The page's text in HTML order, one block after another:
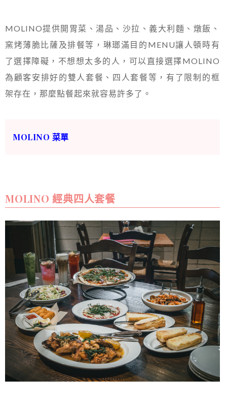
MOLINO提供開胃菜、湯品、沙拉、義大利麵、燉飯、
窯烤薄脆比薩及排餐等，琳瑯滿目的MENU讓人頓時有
了選擇障礙，不想想太多的人，可以直接選擇MOLINO
為顧客安排好的雙人套餐、四人套餐等，有了限制的框
架存在，那麼點餐起來就容易許多了。
MOLINO 菜單
MOLINO 經典四人套餐